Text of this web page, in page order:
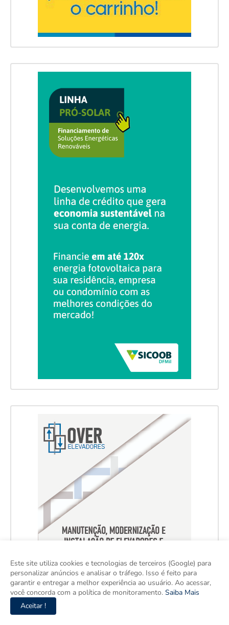
Este site utiliza cookies e tecnologias de terceiros (Google) para
personalizar anúncios e analisar o tráfego. Isso é feito para
garantir e entregar a melhor experiência ao usuário. Ao acessar,
você concorda com a política de monitoramento. Saiba Mais
Aceitar !